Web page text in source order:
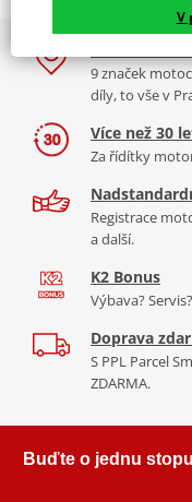
All Balls Racing je
a těsnění na motorku.
společností Power Sport
ložiskům. Více informací o
Zobrazit všechny
9 značek
díly, to vše v
Více než 30
Za řídítky
Registrace
a další.
K2 Bonus
Výbava?
Doprava
S PPL Parcel
ZDARMA.
Buďte o jednu
V